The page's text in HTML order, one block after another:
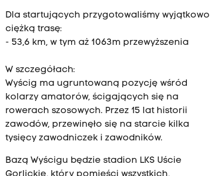
Dla startujących przygotowaliśmy wyjątkowo
ciężką trasę:
- 53,6 km, w tym aż 1063m przewyższenia
W szczegółach:
Wyścig ma ugruntowaną pozycję wśród
kolarzy amatorów, ścigających się na
rowerach szosowych. Przez 15 lat historii
zawodów, przewinęło się na starcie kilka
tysięcy zawodniczek i zawodników.
Bazą Wyścigu będzie stadion LKS Uście